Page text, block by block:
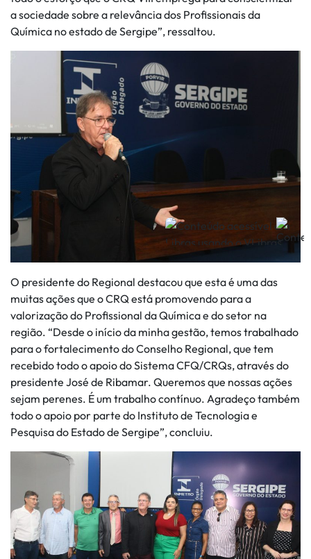
a sociedade sobre a relevância dos Profissionais da
Química no estado de Sergipe”, ressaltou.
O presidente do Regional destacou que esta é uma das
muitas ações que o CRQ está promovendo para a
valorização do Profissional da Química e do setor na
região. “Desde o início da minha gestão, temos trabalhado
para o fortalecimento do Conselho Regional, que tem
recebido todo o apoio do Sistema CFQ/CRQs, através do
presidente José de Ribamar. Queremos que nossas ações
sejam perenes. É um trabalho contínuo. Agradeço também
todo o apoio por parte do Instituto de Tecnologia e
Pesquisa do Estado de Sergipe”, concluiu.